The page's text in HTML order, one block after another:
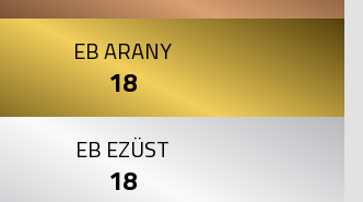
EB ARANY
18
EB EZÜST
18